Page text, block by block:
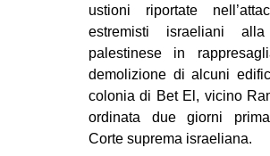
AFRICA
AMERICHE
ESTREMO ORIENTE
EUROPA
MEDIO ORIENTE
ustioni riportate
estremisti israeliani
palestinese in
demolizione di alcuni
colonia di Bet El, vicino
ordinata due giorni
Corte suprema israeliana.